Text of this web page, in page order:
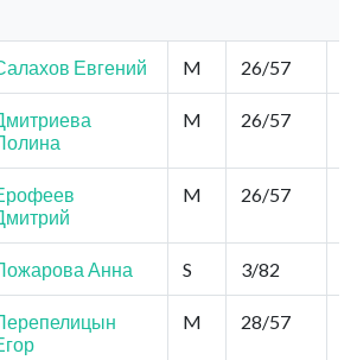
Евгений M 26/57
M 26/57
M 26/57
Анна S 3/82
M 28/57